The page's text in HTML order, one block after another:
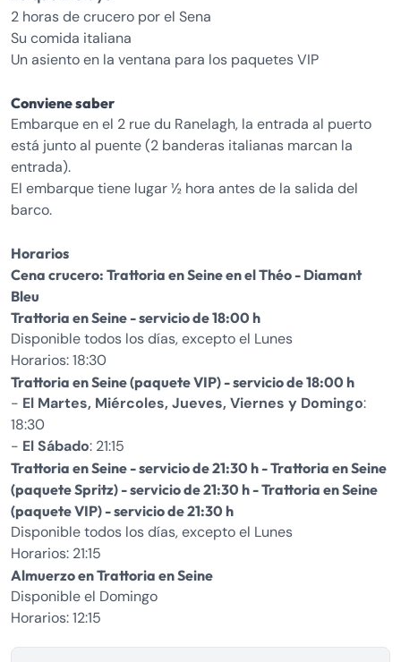
2 horas de crucero por el Sena
Su comida italiana
Un asiento en la ventana para los paquetes VIP
Conviene saber
Embarque en el 2 rue du Ranelagh, la entrada al puerto
está junto al puente (2 banderas italianas marcan la
entrada).
El embarque tiene lugar ½ hora antes de la salida del
barco.
Horarios
Cena crucero: Trattoria en Seine en el Théo - Diamant
Bleu
Trattoria en Seine - servicio de 18:00 h
Disponible todos los días, excepto el Lunes
Horarios: 18:30
Trattoria en Seine (paquete VIP) - servicio de 18:00 h
- El Martes, Miércoles, Jueves, Viernes y Domingo:
18:30
- El Sábado: 21:15
Trattoria en Seine - servicio de 21:30 h - Trattoria en Seine
(paquete Spritz) - servicio de 21:30 h - Trattoria en Seine
(paquete VIP) - servicio de 21:30 h
Disponible todos los días, excepto el Lunes
Horarios: 21:15
Almuerzo en Trattoria en Seine
Disponible el Domingo
Horarios: 12:15